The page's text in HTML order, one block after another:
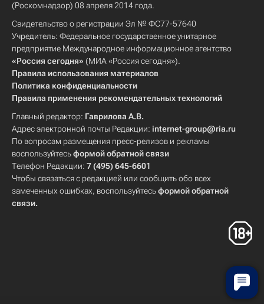
(Роскомнадзор) 08 апреля 2014 года.
Свидетельство о регистрации Эл № ФС77-57640
Учредитель: Федеральное государственное унитарное
предприятие Международное информационное агентство
«Россия сегодня» (МИА «Россия сегодня»).
Правила использования материалов
Политика конфиденциальности
Правила применения рекомендательных технологий
Главный редактор: Гаврилова А.В.
Адрес электронной почты Редакции: internet-group@ria.ru
По вопросам размещения пресс-релизов и рекламы
воспользуйтесьформой обратной связи
Телефон Редакции: 7 (495) 645-6601
Чтобы связаться с редакцией или сообщить обо всех
замеченных ошибках, воспользуйтесьформой обратной
связи.